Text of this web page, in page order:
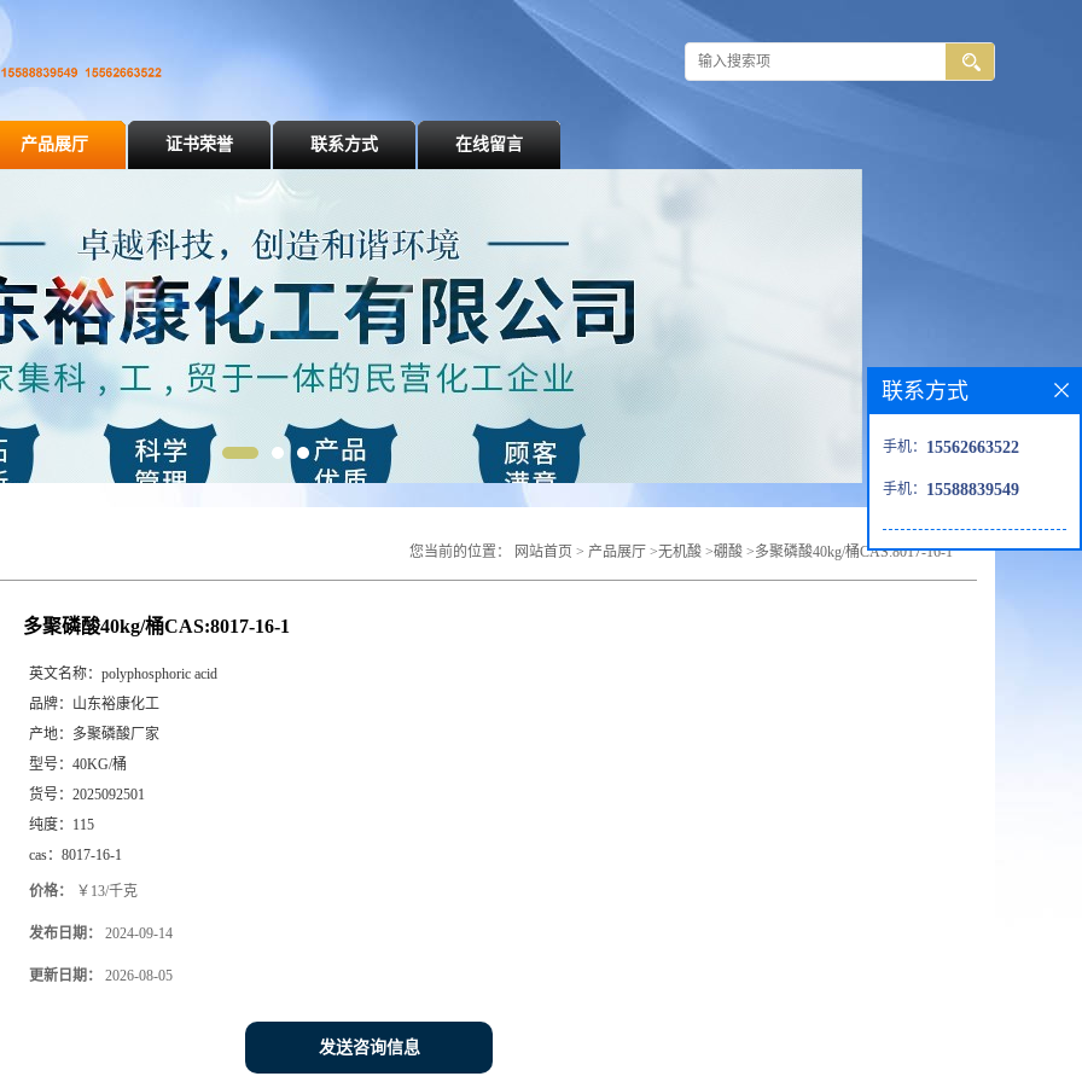
产品展厅 证书荣誉 联系方式 在线留言
您当前的位置： 网站首页 > 产品展厅 >无机酸 >硼酸 >多聚磷酸40kg/桶CAS:8017-16-1
多聚磷酸40kg/桶CAS:8017-16-1
英文名称： polyphosphoric acid
品牌： 山东裕康化工
产地： 多聚磷酸厂家
型号： 40KG/桶
货号： 2025092501
纯度： 115
cas： 8017-16-1
价格： ￥13/千克
发布日期： 2024-09-14
更新日期： 2026-08-05
发送咨询信息
联系方式
手机： 15562663522
手机： 15588839549